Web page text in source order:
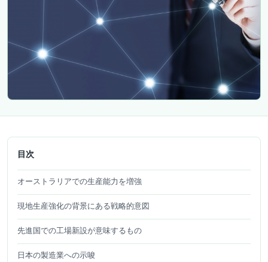
目次
オーストラリアでの生産能力を増強
現地生産強化の背景にある戦略的意図
先進国での工場新設が意味するもの
日本の製造業への示唆